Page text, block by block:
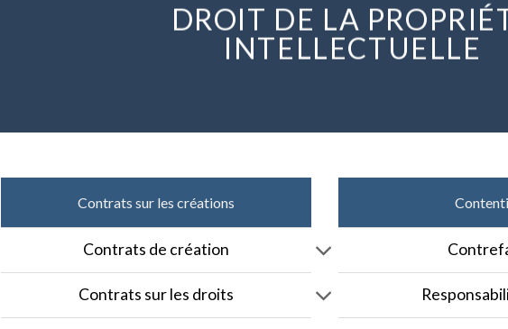
DROIT DE LA
INTELLECTUELLE
Contrats sur les créations
Contrats de création
Contrats sur les droits